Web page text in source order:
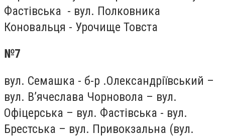
Фастівська - вул. Полковника
Коновальця - Урочище Товста
№7
вул. Семашка - б-р .Олександріївський –
вул. В’ячеслава Чорновола – вул.
Офіцерська – вул. Фастівська - вул.
Брестська – вул. Привокзальна (вул.